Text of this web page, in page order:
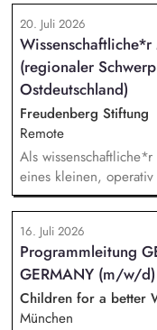
20. Juli 2026
(regionaler
Ostdeutschland)
Freudenberg Stiftung
Remote
Als
eines kleinen,
klaren Programmatik
implementiert. Sie
Umsetzung der
die
übersetzen
alltagsangebundene
Stiftungsprogrammatik.
16. Juli 2026
Programmleitung
GERMANY (m/w/d)
Children for a better
München